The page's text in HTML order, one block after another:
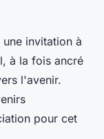
invitation à
à la fois ancré
l'avenir.
pour cet